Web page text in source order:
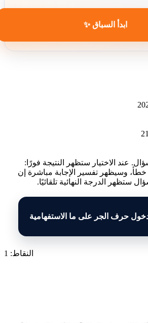
ابدأ السباق ✨
عند الاختيار ستظهر النتيجة فورًا:
وسيظهر تفسير الإجابة مباشرة إن
ستظهر الدرجة النهائية تلقائيًا.
دخول حرف الجر على ما الاستفهامية
النقاط: 1